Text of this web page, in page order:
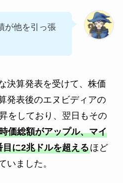
が他を引っ張
決算発表を受けて、株価
発表後のエヌビディアの
をしており、翌日もその
価総額がアップル、マイ
に2兆ドルを超えるほど
いました。